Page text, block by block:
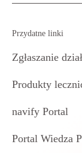
Przydatne linki
Zgłaszanie
Produkty
navify Portal
Portal Wiedza